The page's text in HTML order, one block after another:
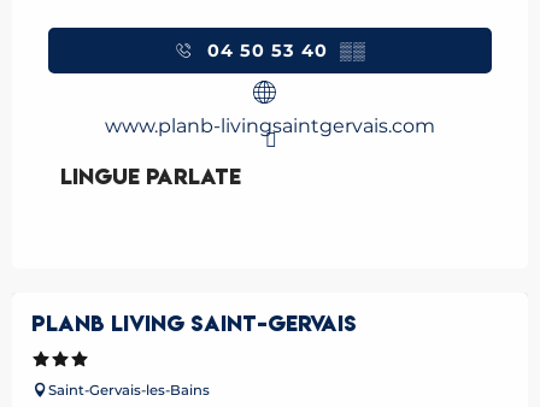
04 50 53 40 ▒▒
www.planb-livingsaintgervais.com
Lingue parlate
Lingue parlate
PLANB LIVING SAINT-GERVAIS
Saint-Gervais-les-Bains